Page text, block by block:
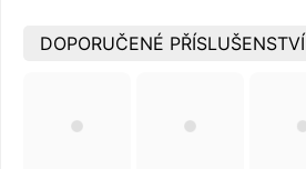
DOPORUČENÉ PŘÍSLUŠENSTVÍ